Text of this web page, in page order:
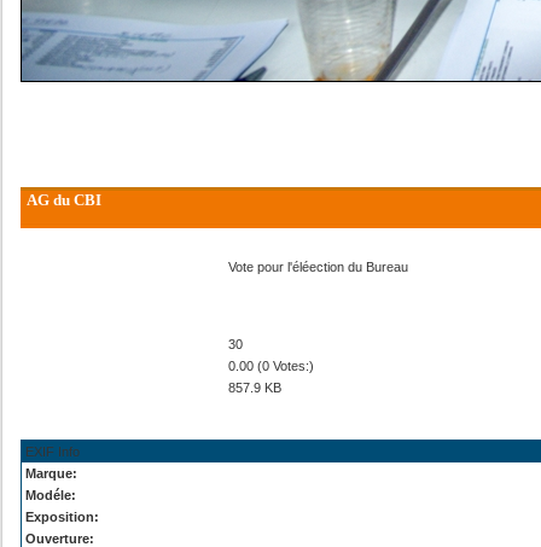
AG du CBI
Vote pour l'éléection du Bureau
30
0.00 (0 Votes:)
857.9 KB
EXIF Info
Marque:
Modéle:
Exposition:
Ouverture: